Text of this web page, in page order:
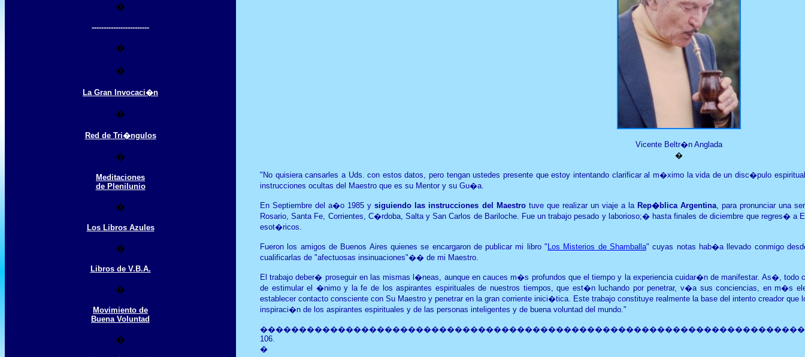
�
------------------------
�
�
La Gran Invocaci�n
�
Red de Tri�ngulos
�
Meditaciones
de Plenilunio
�
Los Libros Azules
�
Libros de V.B.A.
�
Movimiento de
Buena Voluntad
�
Vicente Beltr�n Anglada
�
" No quisiera cansarles a Uds. con estos datos, pero tengan ustedes presente que estoy intentando clarificar al m�ximo la vida de un disc�pulo
instrucciones ocultas del Maestro que es su Mentor y su Gu�a.
En Septiembre del a�o 1985 ysiguiendo las instrucciones del Maestrotuve que realizar un viaje a la Rep�blica Argentina, para pronunciar una
Rosario, Santa Fe, Corrientes, C�rdoba, Salta y San Carlos de Bariloche. Fue un trabajo pesado y laborioso;� hasta finales de diciembre que regres�
esot�ricos.
Fueron los amigos de Buenos Aires quienes se encargaron de publicar mi libro " Los Misterios de Shamballa" cuyas notas hab�a llevado conmigo
cualificarlas de "afectuosas insinuaciones"�� de mi Maestro.
El trabajo deber� proseguir en las mismas l�neas, aunque en cauces m�s profundos que el tiempo y la experiencia cuidar�n de manifestar. As�, todo
de estimular el �nimo y la fe de los aspirantes espirituales de nuestros tiempos, que est�n luchando por penetrar, v�a sus conciencias, en m�s
establecer contacto consciente con Su Maestro y penetrar en la gran corriente inici�tica. Este trabajo constituye realmente la base del intento creador
inspiraci�n de los aspirantes espirituales y de las personas inteligentes y de buena voluntad del mundo."
106.
�